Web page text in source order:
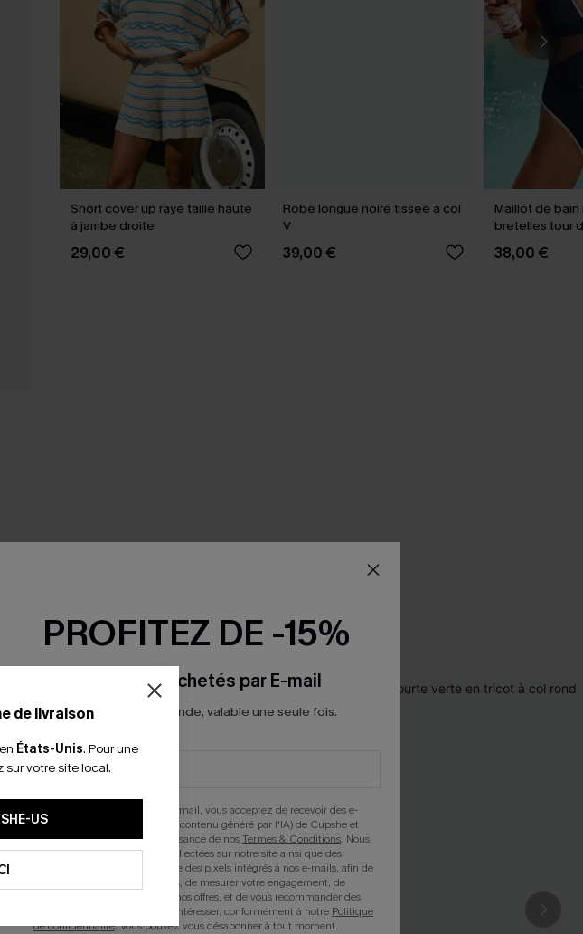
Short cover up rayé taille haute
à jambe droite
29,00 €
Robe longue noire tissée à col
V
39,00 €
Maillot de
bretelles tour
38,00 €
de livraison
États-Unis. Pour une
votre site local.
US
PROFITEZ DE -15%
-15% dès 2 Achetés par E-mail
*Un code par commande, valable une seule fois.
En soumettant votre adresse e-mail, vous acceptez de recevoir des e-
mails marketing (y compris du contenu généré par l'IA) de Cupshe et
reconnaissez avoir pris connaissance de nosTermes & Conditions. Nous
pouvons utiliser les données collectées sur notre site ainsi que des
technologies de suivi, telles que des pixels intégrés à nos e-mails, afin de
savoir si ceux-ci ont été ouverts, de mesurer votre engagement, de
personnaliser nos contenus et nos offres, et de vous recommander des
produits susceptibles de vous intéresser, conformément à notre Politique
de confidentialité. Vous pouvez vous désabonner à tout moment.